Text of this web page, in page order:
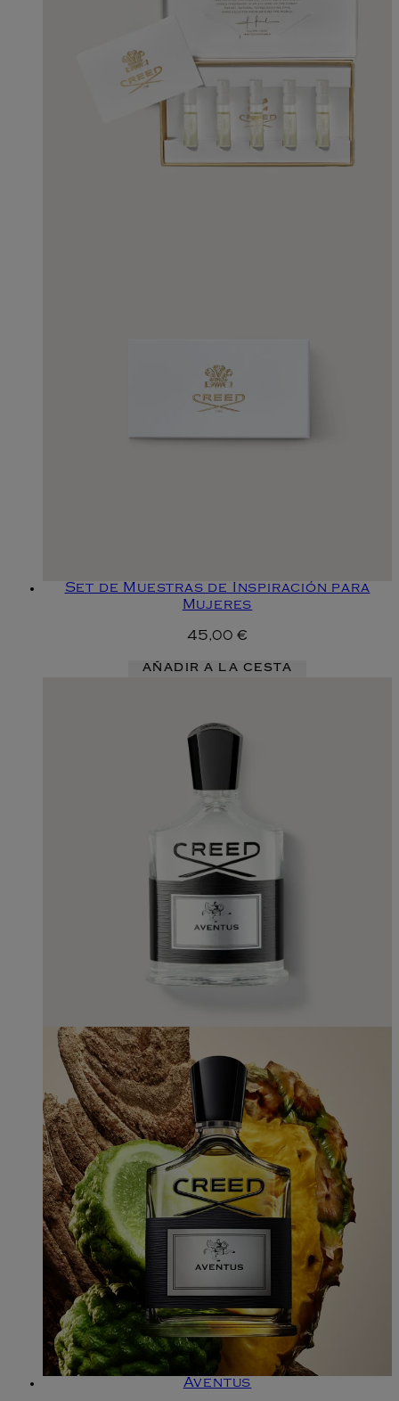
Set de Muestras de Inspiración para
Mujeres
45,00 €
AÑADIR A LA CESTA
Aventus